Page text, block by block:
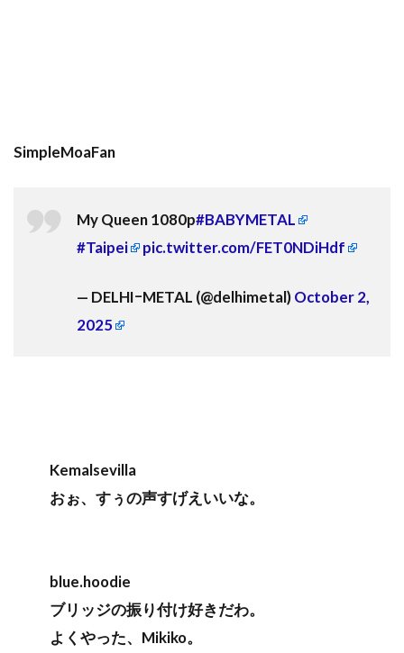
SimpleMoaFan
My Queen 1080p#BABYMETAL
#Taipei
pic.twitter.com/FET0NDiHdf
— DELHIｰMETAL (@delhimetal)October 2,
2025
Kemalsevilla
おぉ、すぅの声すげえいいな。
blue.hoodie
ブリッジの振り付け好きだわ。
よくやった、Mikiko。